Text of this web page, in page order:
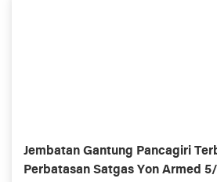
Jembatan Gantung Pancagiri
Perbatasan Satgas Yon Armed